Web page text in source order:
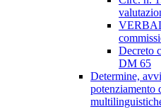
Decreto
DM 65
Determine,
potenziamento